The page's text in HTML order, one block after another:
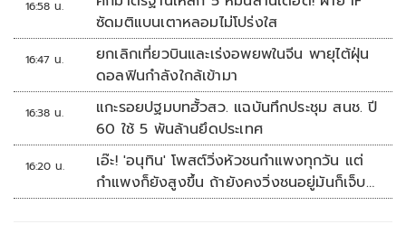
16:58 น.
ซัดมติแบนเตาหลอมไม่โปร่งใส
16:47 น.
ยกเลิกเที่ยวบินและเร่งอพยพในจีน พายุไต้ฝุ่น
ดอลฟินกำลังใกล้เข้ามา
16:38 น.
แกะรอยปฐมบทฮั้วสว. แฉบันทึกประชุม สนช. ปี
60 ใช้ 5 พันล้านยึดประเทศ
16:20 น.
เอ๊ะ! 'อนุทิน' โพสต์วิ่งหัวชนกำแพงทุกวัน แต่
กำแพงก็ยังสูงขึ้น ถ้ายังคงวิ่งชนอยู่มันก็เจ็บ
หัวอีก